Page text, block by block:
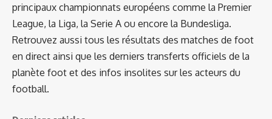
principaux championnats européens comme la Premier
League, la Liga, la Serie A ou encore la Bundesliga.
Retrouvez aussi tous les résultats des matches de foot
en direct ainsi que les derniers transferts officiels de la
planète foot et des infos insolites sur les acteurs du
football.